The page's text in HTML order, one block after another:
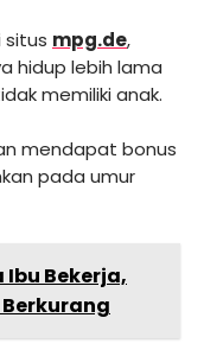
situs mpg.de,
hidup lebih lama
memiliki anak.
mendapat bonus
pada umur
Bekerja,